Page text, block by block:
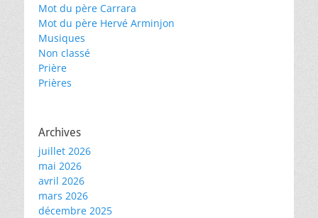
Mot du père Carrara
Mot du père Hervé Arminjon
Musiques
Non classé
Prière
Prières
Archives
juillet 2026
mai 2026
avril 2026
mars 2026
décembre 2025